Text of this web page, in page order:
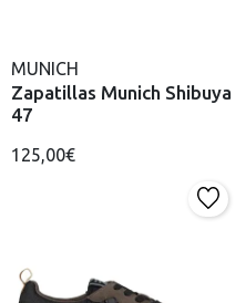
MUNICH
Zapatillas Munich Shibuya
47
125,00€